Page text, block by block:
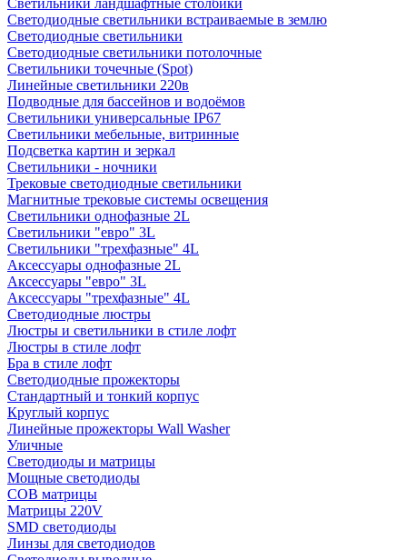
Светильники ландшафтные столбики
Светодиодные светильники встраиваемые в землю
Светодиодные светильники
Светодиодные светильники потолочные
Светильники точечные (Spot)
Линейные светильники 220в
Подводные для бассейнов и водоёмов
Светильники универсальные IP67
Светильники мебельные, витринные
Подсветка картин и зеркал
Светильники - ночники
Трековые светодиодные светильники
Магнитные трековые системы освещения
Светильники однофазные 2L
Светильники "евро" 3L
Светильники "трехфазные" 4L
Аксессуары однофазные 2L
Аксессуары "евро" 3L
Аксессуары "трехфазные" 4L
Светодиодные люстры
Люстры и светильники в стиле лофт
Люстры в стиле лофт
Бра в стиле лофт
Светодиодные прожекторы
Стандартный и тонкий корпус
Круглый корпус
Линейные прожекторы Wall Washer
Уличные
Светодиоды и матрицы
Мощные светодиоды
COB матрицы
Матрицы 220V
SMD светодиоды
Линзы для светодиодов